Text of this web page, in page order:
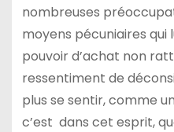
nombreuses
moyens pécuniaires qui
pouvoir d’achat non
ressentiment de
plus se sentir, comme
c’est dans cet esprit,